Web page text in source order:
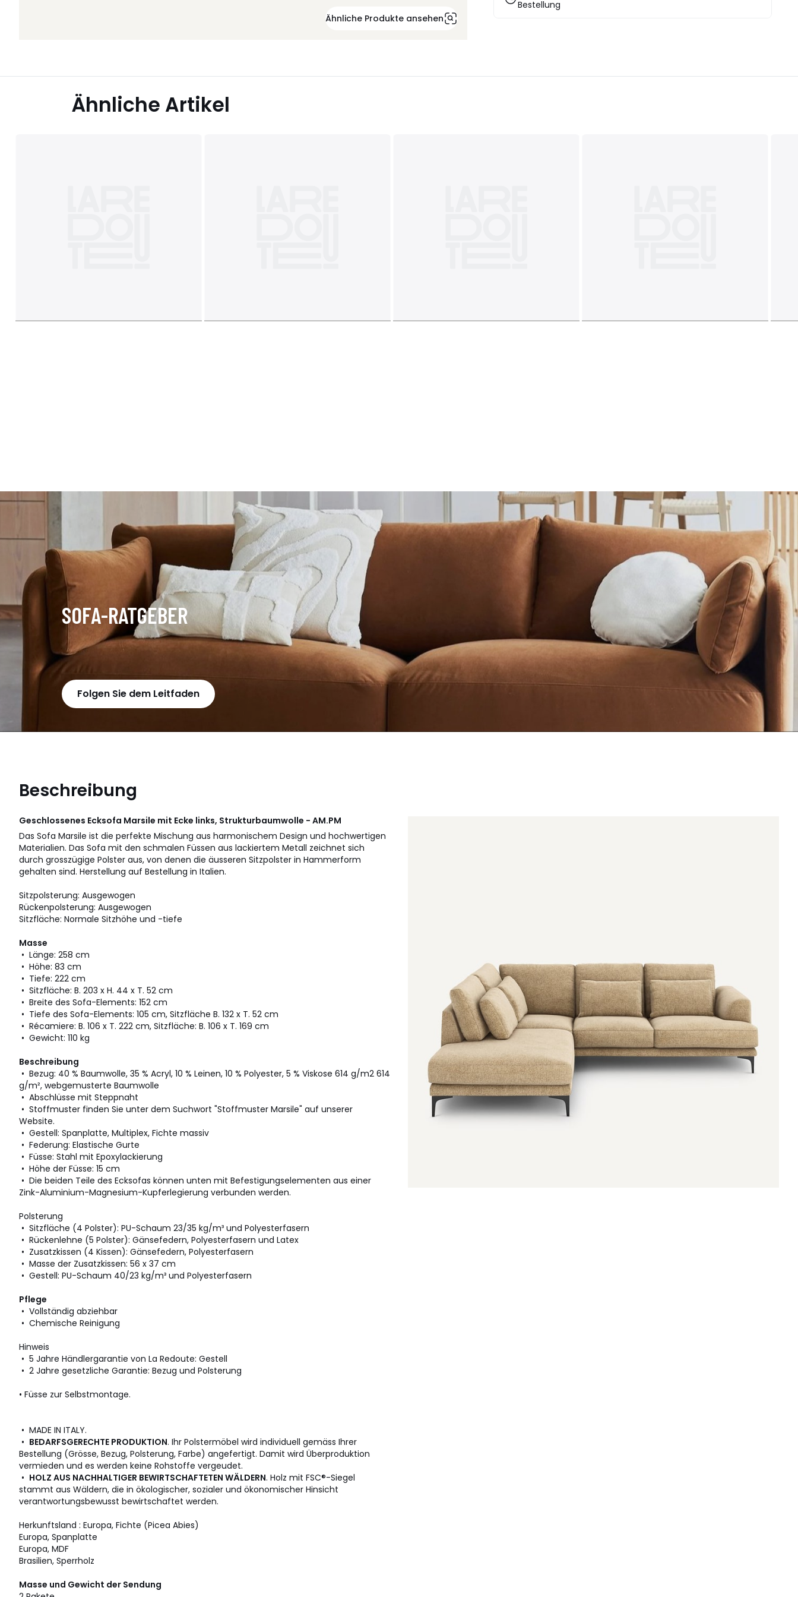
Ähnliche Produkte ansehen
Bestellung
Ähnliche Artikel
SOFA-RATGEBER
Folgen Sie dem Leitfaden
Beschreibung
Geschlossenes Ecksofa Marsile mit Ecke links, Strukturbaumwolle - AM.PM
Das Sofa Marsile ist die perfekte Mischung aus harmonischem Design und hochwertigen
Materialien. Das Sofa mit den schmalen Füssen aus lackiertem Metall zeichnet sich
durch grosszügige Polster aus, von denen die äusseren Sitzpolster in Hammerform
gehalten sind. Herstellung auf Bestellung in Italien.
Sitzpolsterung: Ausgewogen
Rückenpolsterung: Ausgewogen
Sitzfläche: Normale Sitzhöhe und -tiefe
Masse
• Länge: 258 cm
• Höhe: 83 cm
• Tiefe: 222 cm
• Sitzfläche: B. 203 x H. 44 x T. 52 cm
• Breite des Sofa-Elements: 152 cm
• Tiefe des Sofa-Elements: 105 cm, Sitzfläche B. 132 x T. 52 cm
• Récamiere: B. 106 x T. 222 cm, Sitzfläche: B. 106 x T. 169 cm
• Gewicht: 110 kg
Beschreibung
• Bezug: 40 % Baumwolle, 35 % Acryl, 10 % Leinen, 10 % Polyester, 5 % Viskose 614 g/m2 614
g/m², webgemusterte Baumwolle
• Abschlüsse mit Steppnaht
• Stoffmuster finden Sie unter dem Suchwort "Stoffmuster Marsile" auf unserer
Website.
• Gestell: Spanplatte, Multiplex, Fichte massiv
• Federung: Elastische Gurte
• Füsse: Stahl mit Epoxylackierung
• Höhe der Füsse: 15 cm
• Die beiden Teile des Ecksofas können unten mit Befestigungselementen aus einer
Zink-Aluminium-Magnesium-Kupferlegierung verbunden werden.
Polsterung
• Sitzfläche (4 Polster): PU-Schaum 23/35 kg/m³ und Polyesterfasern
• Rückenlehne (5 Polster): Gänsefedern, Polyesterfasern und Latex
• Zusatzkissen (4 Kissen): Gänsefedern, Polyesterfasern
• Masse der Zusatzkissen: 56 x 37 cm
• Gestell: PU-Schaum 40/23 kg/m³ und Polyesterfasern
Pflege
• Vollständig abziehbar
• Chemische Reinigung
Hinweis
• 5 Jahre Händlergarantie von La Redoute: Gestell
• 2 Jahre gesetzliche Garantie: Bezug und Polsterung
• Füsse zur Selbstmontage.
• MADE IN ITALY.
• BEDARFSGERECHTE PRODUKTION. Ihr Polstermöbel wird individuell gemäss Ihrer
Bestellung (Grösse, Bezug, Polsterung, Farbe) angefertigt. Damit wird Überproduktion
vermieden und es werden keine Rohstoffe vergeudet.
• HOLZ AUS NACHHALTIGER BEWIRTSCHAFTETEN WÄLDERN. Holz mit FSC®-Siegel
stammt aus Wäldern, die in ökologischer, sozialer und ökonomischer Hinsicht
verantwortungsbewusst bewirtschaftet werden.
Herkunftsland : Europa, Fichte (Picea Abies)
Europa, Spanplatte
Europa, MDF
Brasilien, Sperrholz
Masse und Gewicht der Sendung